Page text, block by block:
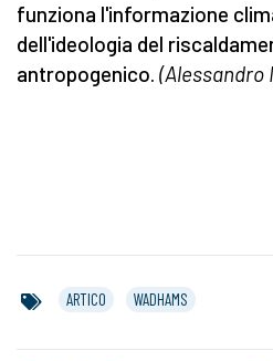
funziona l'informazione
dell'ideologia del
antropogenico.
ARTICO WADHAMS